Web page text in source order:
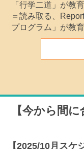
「行学二道」が教
＝読み取る、
プログラム」が教
【今から間
【2025/10月スケ